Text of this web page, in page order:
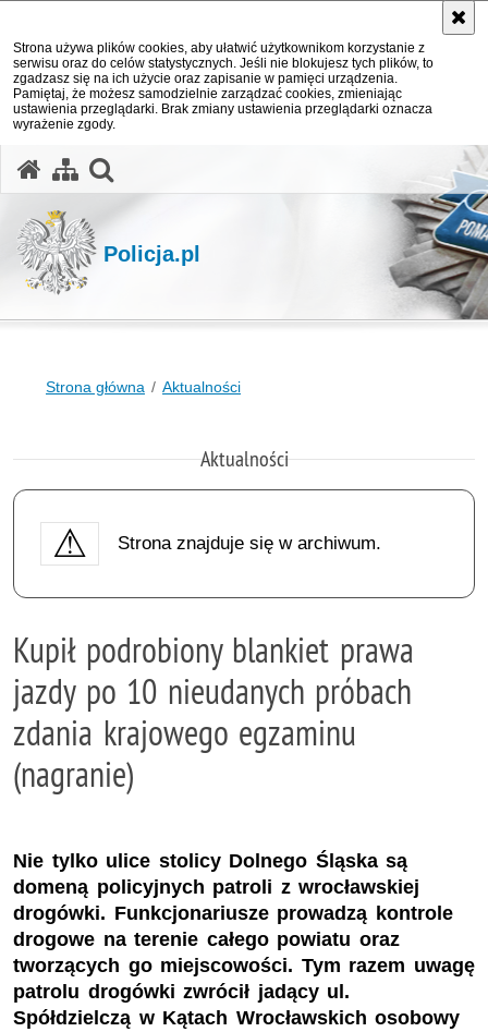
Strona używa plików cookies, aby ułatwić użytkownikom korzystanie z
serwisu oraz do celów statystycznych. Jeśli nie blokujesz tych plików, to
zgadzasz się na ich użycie oraz zapisanie w pamięci urządzenia.
Pamiętaj, że możesz samodzielnie zarządzać cookies, zmieniając
ustawienia przeglądarki. Brak zmiany ustawienia przeglądarki oznacza
wyrażenie zgody.
Policja.pl
Strona główna Aktualności
Aktualności
Strona znajduje się w archiwum.
Kupił podrobiony blankiet prawa
jazdy po 10 nieudanych próbach
zdania krajowego egzaminu
(nagranie)
Nie tylko ulice stolicy Dolnego Śląska są
domeną policyjnych patroli z wrocławskiej
drogówki. Funkcjonariusze prowadzą kontrole
drogowe na terenie całego powiatu oraz
tworzących go miejscowości. Tym razem uwagę
patrolu drogówki zwrócił jadący ul.
Spółdzielczą w Kątach Wrocławskich osobowy